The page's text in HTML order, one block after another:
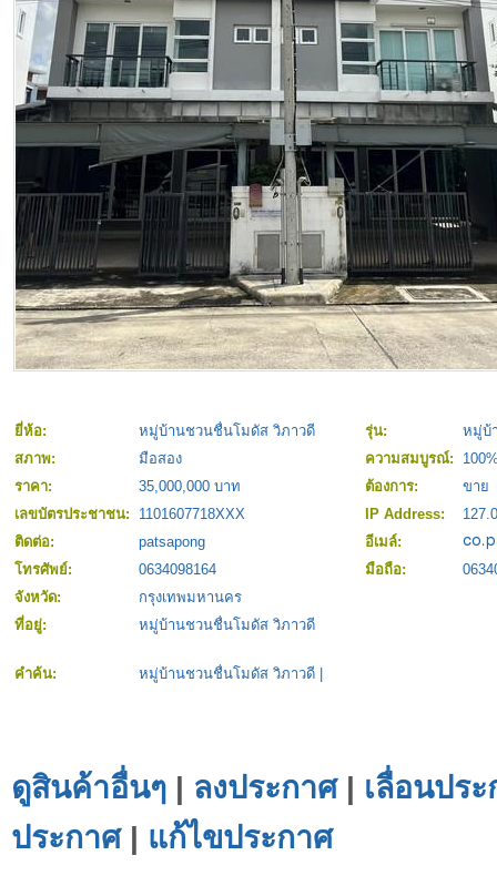
ยี่ห้อ: หมู่บ้านชวนชื่นโมดัส วิภาวดี รุ่น:
หมู่บ้
สภาพ:
มือสอง ความสมบูรณ์:
ราคา:
35,000,000 บาท ต้องการ:
ขาย
เลขบัตรประชาชน:
1101607718XXX IP Address:
ติดต่อ:
patsapong
อีเมล์:
โทรศัพย์:
0634098164 มือถือ:
จังหวัด:
กรุงเทพมหานคร
ที่อยู่:
หมู่บ้านชวนชื่นโมดัส วิภาวดี
คำค้น: หมู่บ้านชวนชื่นโมดัส วิภาวดี
ดูสินค้าอื่นๆ | ลงประกาศ| เลื่อนปร
ประกาศ| แก้ไขประกาศ